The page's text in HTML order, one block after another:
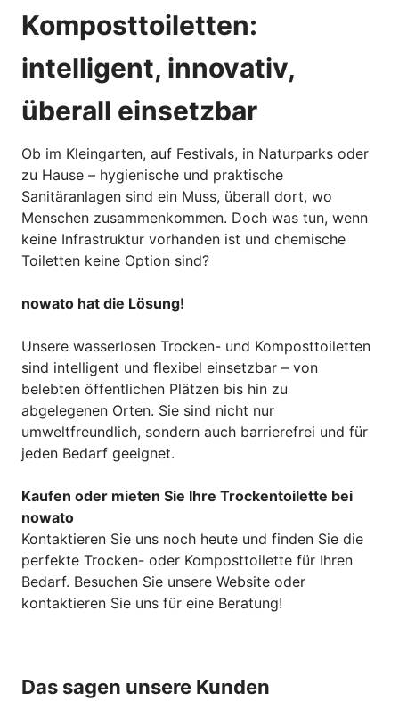
Komposttoiletten:
intelligent, innovativ,
überall einsetzbar
Ob im Kleingarten, auf Festivals, in Naturparks oder
zu Hause – hygienische und praktische
Sanitäranlagen sind ein Muss, überall dort, wo
Menschen zusammenkommen. Doch was tun, wenn
keine Infrastruktur vorhanden ist und chemische
Toiletten keine Option sind?
nowato hat die Lösung!
Unsere wasserlosen Trocken- und Komposttoiletten
sind intelligent und flexibel einsetzbar – von
belebten öffentlichen Plätzen bis hin zu
abgelegenen Orten. Sie sind nicht nur
umweltfreundlich, sondern auch barrierefrei und für
jeden Bedarf geeignet.
Kaufen oder mieten Sie Ihre Trockentoilette bei
nowato
Kontaktieren Sie uns noch heute und finden Sie die
perfekte Trocken- oder Komposttoilette für Ihren
Bedarf. Besuchen Sie unsere Website oder
kontaktieren Sie uns für eine Beratung!
Das sagen unsere Kunden